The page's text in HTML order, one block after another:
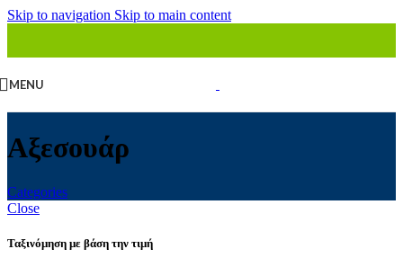
Skip to navigation Skip to main content
MENU
Αξεσουάρ
Categories
Close
Ταξινόμηση με βάση την τιμή